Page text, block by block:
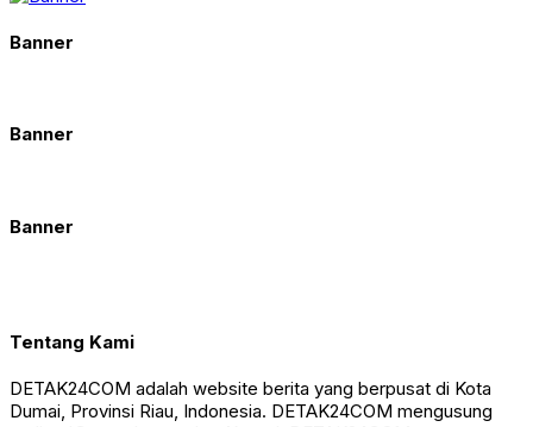
Banner
Banner
Banner
Tentang Kami
DETAK24COM adalah website berita yang berpusat di Kota
Dumai, Provinsi Riau, Indonesia. DETAK24COM mengusung